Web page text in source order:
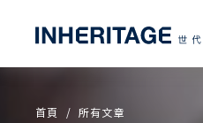
首頁 所有文章